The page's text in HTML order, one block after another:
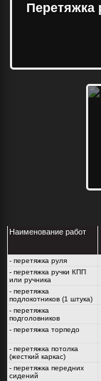
Перетяжка
Наименование работ
- перетяжка руля
- перетяжка ручки КПП
или ручника
- перетяжка
подлокотников (1 штука)
- перетяжка
подголовников
- перетяжка торпедо
- перетяжка потолка
(жесткий каркас)
- перетяжка передних
сидений